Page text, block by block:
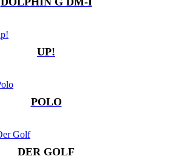
UP!
POLO
DER GOLF